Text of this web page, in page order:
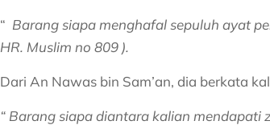
“ Barang siapa menghafal sepuluh ayat
HR. Muslim no 809 ).
Dari An Nawas bin Sam’an, dia berkata
“ Barang siapa diantara kalian